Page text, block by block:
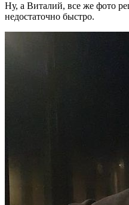
Ну, а Виталий, все же фото
недостаточно быстро.